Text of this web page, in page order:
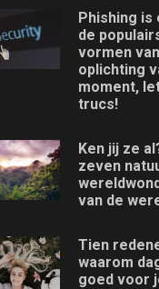
Phishing is
de
vormen van
oplichting
moment,
trucs!
Ken jij ze
zeven
van de
Tien
waarom
goed voor